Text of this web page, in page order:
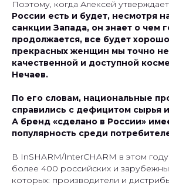
Поэтому, когда Алексей
России есть и будет, несмотря
санкции Запада, он знает о чем
продолжается, все будет
прекрасных женщин мы точно
качественной и доступной
Нечаев.
По его словам, национальные
справились с дефицитом сырья
А бренд «сделано в России»
популярность среди
В InSHARM/InterCHARM в этом
более 400 российских и
которых: производители и